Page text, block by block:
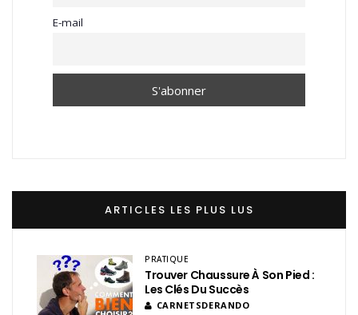
E-mail
ARTICLES LES PLUS LUS
PRATIQUE
Trouver Chaussure À Son Pied :
Les Clés Du Succès
CARNETSDERANDO